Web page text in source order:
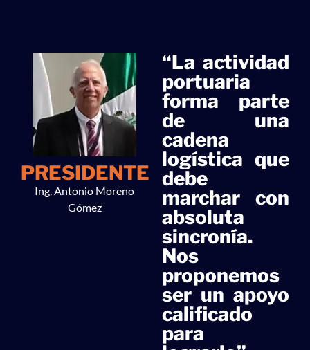
PRESIDENTE
Ing. Antonio Moreno
Gómez
“La actividad
portuaria
forma parte
de una
cadena
logística que
debe
marchar con
absoluta
sincronía.
Nos
proponemos
ser un apoyo
calificado
para